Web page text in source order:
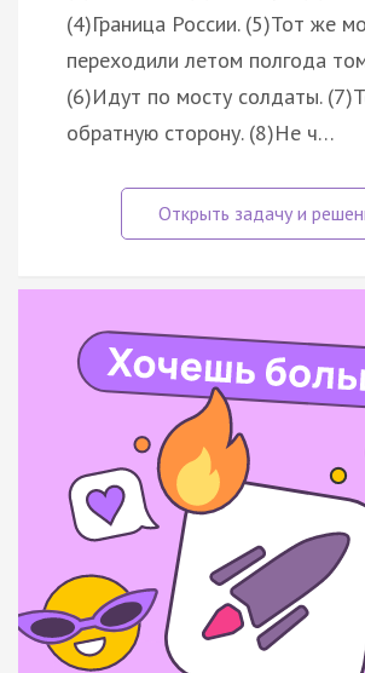
(4)Граница России. (5)Тот же
переходили летом полгода
(6)Идут по мосту солдаты.
обратную сторону. (8)Не ч…